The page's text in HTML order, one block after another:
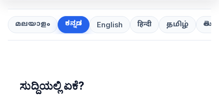
മലയാളം ಕನ್ನಡ English हिन्दी தமிழ்
ಸುದ್ದಿಯಲ್ಲಿ ಏಕೆ?